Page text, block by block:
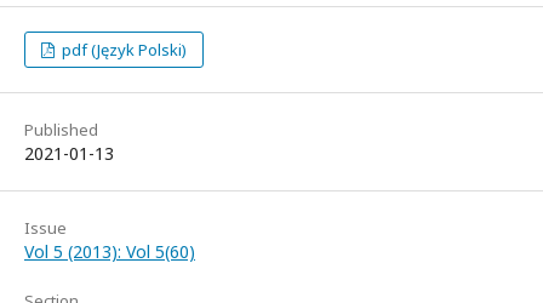
pdf (Język Polski)
Published
2021-01-13
Issue
Vol 5 (2013): Vol 5(60)